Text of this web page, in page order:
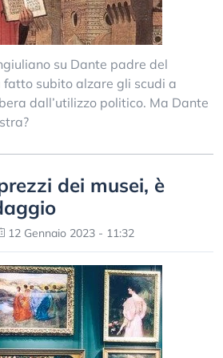
su Dante padre del
subito alzare gli scudi a
dall’utilizzo politico. Ma Dante
dei musei, è
12 Gennaio 2023 - 11:32